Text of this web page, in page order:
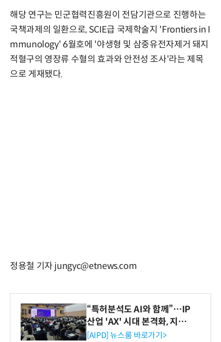
해당 연구는 민군협력진흥원이 전담기관으로 진행하는
국책과제의 일환으로, SCIE급 국제학술지 'Frontiers in I
mmunology' 6월호에 '야생형 및 삼중유전자제거 돼지
적혈구의 영장류 수혈의 효과와 안전성 조사'라는 제목
으로 게재됐다.
정용철 기자 jungyc@etnews.com
“특허분석도 AI와 함께”…IP
산업 'AX' 시대 본격화, 지식
재산처 1호 AI IP데이터분석
[AIPD] 뉴스룸 바로가기>